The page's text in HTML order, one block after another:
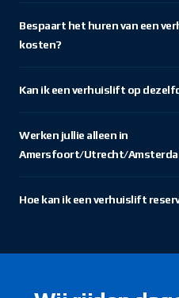
Bespaart het huren van een
kosten?
Kan ik een verhuislift op
Werken jullie alleen in
Amersfoort/Utrecht/
Hoe kan ik een verhuislift